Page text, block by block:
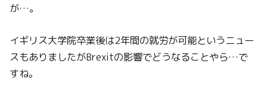
が…。
イギリス大学院卒業後は2年間の就労が可能というニュー
スもありましたがBrexitの影響でどうなることやら…で
すね。